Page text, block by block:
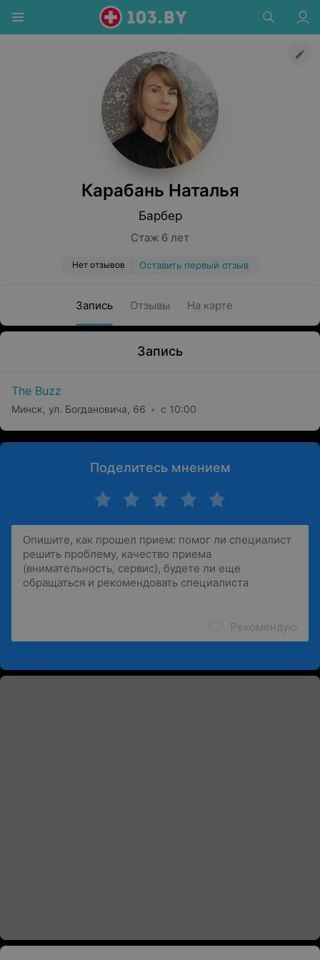
Карабань Наталья
Барбер
Стаж 6 лет
Нет отзывов Оставить первый отзыв
Запись Отзывы На карте
Запись
The Buzz
Минск, ул. Богдановича, 66 с 10:00
Поделитесь мнением
Рекомендую